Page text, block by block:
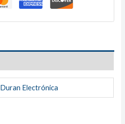
Duran Electrónica